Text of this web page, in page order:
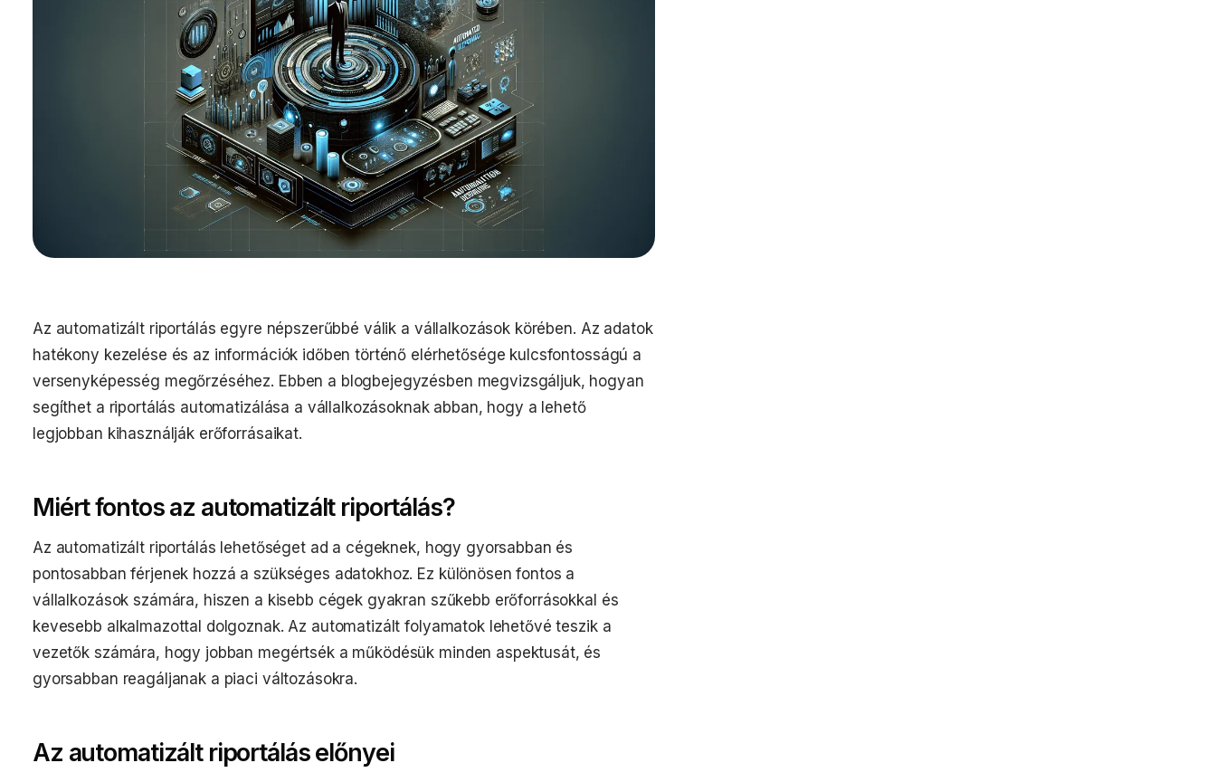
Az automatizált riportálás egyre népszerűbbé válik a vállalkozások körében. Az adatok
hatékony kezelése és az információk időben történő elérhetősége kulcsfontosságú a
versenyképesség megőrzéséhez. Ebben a blogbejegyzésben megvizsgáljuk, hogyan
segíthet a riportálás automatizálása a vállalkozásoknak abban, hogy a lehető
legjobban kihasználják erőforrásaikat.
Miért fontos az automatizált riportálás?
Az automatizált riportálás lehetőséget ad a cégeknek, hogy gyorsabban és
pontosabban férjenek hozzá a szükséges adatokhoz. Ez különösen fontos a
vállalkozások számára, hiszen a kisebb cégek gyakran szűkebb erőforrásokkal és
kevesebb alkalmazottal dolgoznak. Az automatizált folyamatok lehetővé teszik a
vezetők számára, hogy jobban megértsék a működésük minden aspektusát, és
gyorsabban reagáljanak a piaci változásokra.
Az automatizált riportálás előnyei